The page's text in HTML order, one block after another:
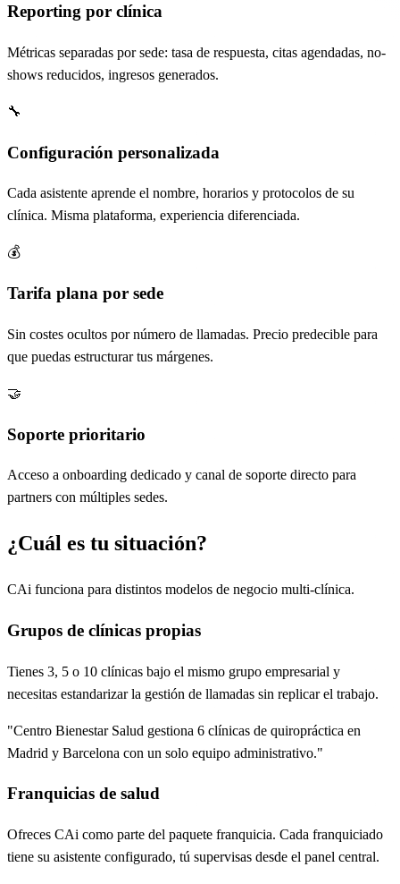
Reporting por clínica
Métricas separadas por sede: tasa de respuesta, citas agendadas, no-
shows reducidos, ingresos generados.
🔧
Configuración personalizada
Cada asistente aprende el nombre, horarios y protocolos de su
clínica. Misma plataforma, experiencia diferenciada.
💰
Tarifa plana por sede
Sin costes ocultos por número de llamadas. Precio predecible para
que puedas estructurar tus márgenes.
🤝
Soporte prioritario
Acceso a onboarding dedicado y canal de soporte directo para
partners con múltiples sedes.
¿Cuál es tu situación?
CAi funciona para distintos modelos de negocio multi-clínica.
Grupos de clínicas propias
Tienes 3, 5 o 10 clínicas bajo el mismo grupo empresarial y
necesitas estandarizar la gestión de llamadas sin replicar el trabajo.
"Centro Bienestar Salud gestiona 6 clínicas de quiropráctica en
Madrid y Barcelona con un solo equipo administrativo."
Franquicias de salud
Ofreces CAi como parte del paquete franquicia. Cada franquiciado
tiene su asistente configurado, tú supervisas desde el panel central.